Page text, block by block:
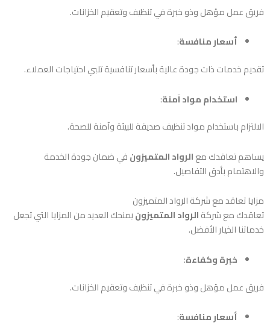
فريق عمل مؤهل وذو خبرة في تنظيف وتعقيم الخزانات.
أسعار منافسة:
تقديم خدمات ذات جودة عالية بأسعار تنافسية تلبي احتياجات العملاء.
استخدام مواد آمنة:
الالتزام باستخدام مواد تنظيف صديقة للبيئة وآمنة للصحة.
يساهم تعاقدك معالرواد المتميزونفي ضمان جودة الخدمة
والاهتمام بأدق التفاصيل.
مزايا تعاقد مع شركة الرواد المتميزون
تعاقدك مع شركةالرواد المتميزونيمنحك العديد من المزايا التي تجعل
خدماتنا الخيار الأفضل.
خبرة وكفاءة:
فريق عمل مؤهل وذو خبرة في تنظيف وتعقيم الخزانات.
أسعار منافسة: